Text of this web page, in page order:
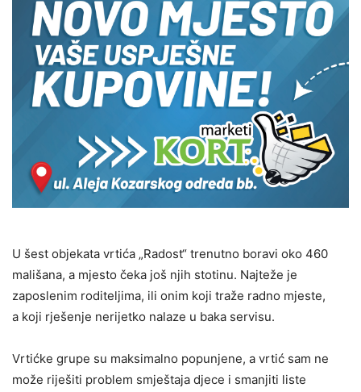
U šest objekata vrtića „Radost“ trenutno boravi oko 460
mališana, a mjesto čeka još njih stotinu. Najteže je
zaposlenim roditeljima, ili onim koji traže radno mjeste,
a koji rješenje nerijetko nalaze u baka servisu.
Vrtićke grupe su maksimalno popunjene, a vrtić sam ne
može riješiti problem smještaja djece i smanjiti liste